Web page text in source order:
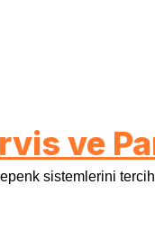
ve
sistemlerini